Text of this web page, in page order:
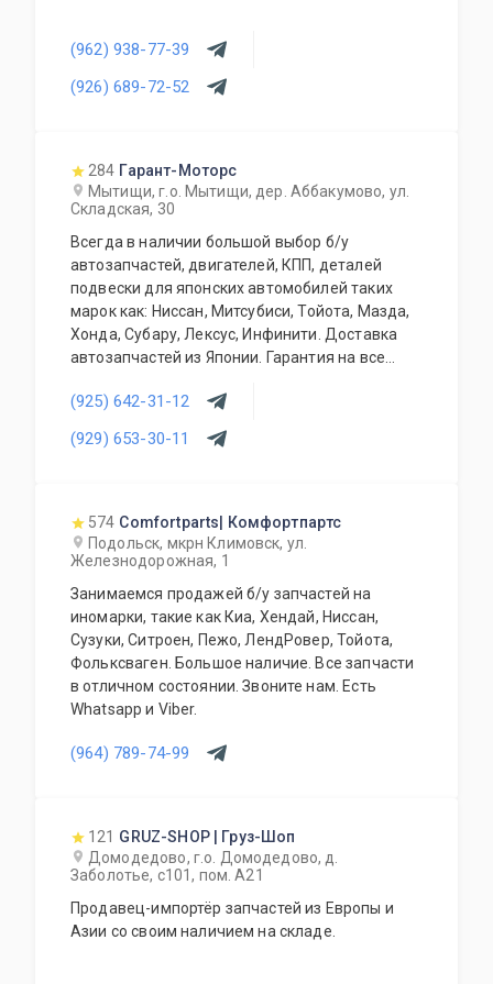
(962) 938-77-39
(926) 689-72-52
284 Гарант-Моторс
Мытищи, г.о. Мытищи, дер. Аббакумово, ул.
Складская, 30
Всегда в наличии большой выбор б/у
автозапчастей, двигателей, КПП, деталей
подвески для японских автомобилей таких
марок как: Ниссан, Митсубиси, Тойота, Мазда,
Хонда, Субару, Лексус, Инфинити. Доставка
автозапчастей из Японии. Гарантия на все
(925) 642-31-12
(929) 653-30-11
574 Comfortparts| Комфортпартс
Подольск, мкрн Климовск, ул.
Железнодорожная, 1
Занимаемся продажей б/у запчастей на
иномарки, такие как Киа, Хендай, Ниссан,
Сузуки, Ситроен, Пежо, ЛендРовер, Тойота,
Фольксваген. Большое наличие. Все запчасти
в отличном состоянии. Звоните нам. Есть
Whatsapp и Viber.
(964) 789-74-99
121 GRUZ-SHOP | Груз-Шоп
Домодедово, г.о. Домодедово, д.
Заболотье, с101, пом. А21
Продавец-импортёр запчастей из Европы и
Азии со своим наличием на складе.